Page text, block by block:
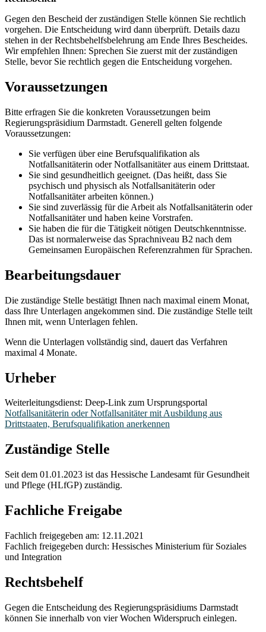
Gegen den Bescheid der zuständigen Stelle können Sie rechtlich
vorgehen. Die Entscheidung wird dann überprüft. Details dazu
stehen in der Rechtsbehelfsbelehrung am Ende Ihres Bescheides.
Wir empfehlen Ihnen: Sprechen Sie zuerst mit der zuständigen
Stelle, bevor Sie rechtlich gegen die Entscheidung vorgehen.
Voraussetzungen
Bitte erfragen Sie die konkreten Voraussetzungen beim
Regierungspräsidium Darmstadt. Generell gelten folgende
Voraussetzungen:
Sie verfügen über eine Berufsqualifikation als
Notfallsanitäterin oder Notfallsanitäter aus einem Drittstaat.
Sie sind gesundheitlich geeignet. (Das heißt, dass Sie
psychisch und physisch als Notfallsanitäterin oder
Notfallsanitäter arbeiten können.)
Sie sind zuverlässig für die Arbeit als Notfallsanitäterin oder
Notfallsanitäter und haben keine Vorstrafen.
Sie haben die für die Tätigkeit nötigen Deutschkenntnisse.
Das ist normalerweise das Sprachniveau B2 nach dem
Gemeinsamen Europäischen Referenzrahmen für Sprachen.
Bearbeitungsdauer
Die zuständige Stelle bestätigt Ihnen nach maximal einem Monat,
dass Ihre Unterlagen angekommen sind. Die zuständige Stelle teilt
Ihnen mit, wenn Unterlagen fehlen.
Wenn die Unterlagen vollständig sind, dauert das Verfahren
maximal 4 Monate.
Urheber
Weiterleitungsdienst: Deep-Link zum Ursprungsportal
Notfallsanitäterin oder Notfallsanitäter mit Ausbildung aus
Drittstaaten, Berufsqualifikation anerkennen
Zuständige Stelle
Seit dem 01.01.2023 ist das Hessische Landesamt für Gesundheit
und Pflege (HLfGP) zuständig.
Fachliche Freigabe
Fachlich freigegeben am: 12.11.2021
Fachlich freigegeben durch: Hessisches Ministerium für Soziales
und Integration
Rechtsbehelf
Gegen die Entscheidung des Regierungspräsidiums Darmstadt
können Sie innerhalb von vier Wochen Widerspruch einlegen.